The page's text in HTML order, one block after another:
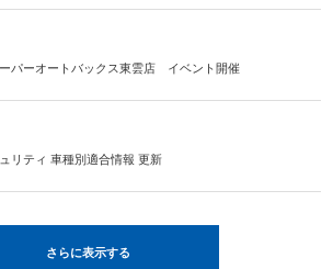
パーオートバックス東雲店 イベント開催
リティ 車種別適合情報 更新
さらに表示する